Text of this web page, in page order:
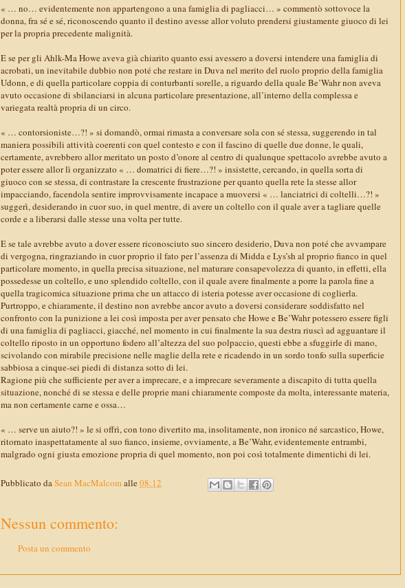
« … no… evidentemente non appartengono a una famiglia di pagliacci… » commentò sottovoce la
donna, fra sé e sé, riconoscendo quanto il destino avesse allor voluto prendersi giustamente giuoco di lei
per la propria precedente malignità.
E se per gli Ahlk-Ma Howe aveva già chiarito quanto essi avessero a doversi intendere una famiglia di
acrobati, un inevitabile dubbio non poté che restare in Duva nel merito del ruolo proprio della famiglia
Udonn, e di quella particolare coppia di conturbanti sorelle, a riguardo della quale Be’Wahr non aveva
avuto occasione di sbilanciarsi in alcuna particolare presentazione, all’interno della complessa e
variegata realtà propria di un circo.
« … contorsioniste…?! » si domandò, ormai rimasta a conversare sola con sé stessa, suggerendo in tal
maniera possibili attività coerenti con quel contesto e con il fascino di quelle due donne, le quali,
certamente, avrebbero allor meritato un posto d’onore al centro di qualunque spettacolo avrebbe avuto a
poter essere allor lì organizzato « … domatrici di fiere…?! » insistette, cercando, in quella sorta di
giuoco con se stessa, di contrastare la crescente frustrazione per quanto quella rete la stesse allor
impacciando, facendola sentire improvvisamente incapace a muoversi « … lanciatrici di coltelli…?! »
suggerì, desiderando in cuor suo, in quel mentre, di avere un coltello con il quale aver a tagliare quelle
corde e a liberarsi dalle stesse una volta per tutte.
E se tale avrebbe avuto a dover essere riconosciuto suo sincero desiderio, Duva non poté che avvampare
di vergogna, ringraziando in cuor proprio il fato per l’assenza di Midda e Lys’sh al proprio fianco in quel
particolare momento, in quella precisa situazione, nel maturare consapevolezza di quanto, in effetti, ella
possedesse un coltello, e uno splendido coltello, con il quale avere finalmente a porre la parola fine a
quella tragicomica situazione prima che un attacco di isteria potesse aver occasione di coglierla.
Purtroppo, e chiaramente, il destino non avrebbe ancor avuto a doversi considerare soddisfatto nel
confronto con la punizione a lei così imposta per aver pensato che Howe e Be’Wahr potessero essere figli
di una famiglia di pagliacci, giacché, nel momento in cui finalmente la sua destra riuscì ad agguantare il
coltello riposto in un opportuno fodero all’altezza del suo polpaccio, questi ebbe a sfuggirle di mano,
scivolando con mirabile precisione nelle maglie della rete e ricadendo in un sordo tonfo sulla superficie
sabbiosa a cinque-sei piedi di distanza sotto di lei.
Ragione più che sufficiente per aver a imprecare, e a imprecare severamente a discapito di tutta quella
situazione, nonché di se stessa e delle proprie mani chiaramente composte da molta, interessante materia,
ma non certamente carne e ossa…
« … serve un aiuto?! » le si offrì, con tono divertito ma, insolitamente, non ironico né sarcastico, Howe,
ritornato inaspettatamente al suo fianco, insieme, ovviamente, a Be’Wahr, evidentemente entrambi,
malgrado ogni giusta emozione propria di quel momento, non poi così totalmente dimentichi di lei.
Pubblicato daSean MacMalcomalle 08:12
Nessun commento:
Posta un commento